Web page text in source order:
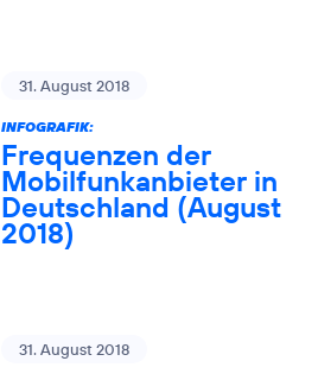
31. August 2018
INFOGRAFIK:
Frequenzen der
Mobilfunkanbieter in
Deutschland (August
2018)
31. August 2018